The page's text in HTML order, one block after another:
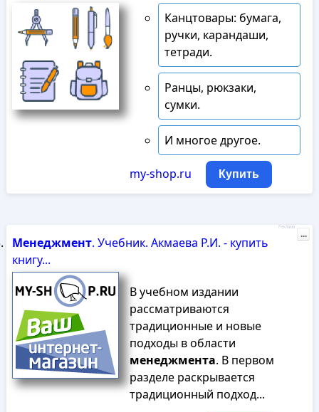
Канцтовары: бумага,
ручки, карандаши,
тетради.
Ранцы, рюкзаки,
сумки.
И многое другое.
my-shop.ru Купить
Менеджмент. Учебник. Акмаева Р.И. - купить
книгу...
В учебном издании
рассматриваются
традиционные и новые
подходы в области
менеджмента. В первом
разделе раскрывается
традиционный подход...
Реклама
...